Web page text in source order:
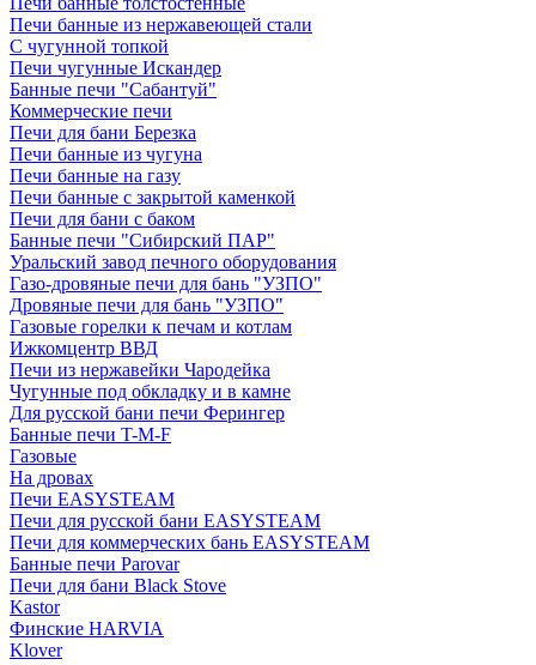
Печи банные из нержавеющей стали
С чугунной топкой
Печи чугунные Искандер
Банные печи "Сабантуй"
Коммерческие печи
Печи для бани Березка
Печи банные из чугуна
Печи банные на газу
Печи банные с закрытой каменкой
Печи для бани с баком
Банные печи "Сибирский ПАР"
Уральский завод печного оборудования
Газо-дровяные печи для бань "УЗПО"
Дровяные печи для бань "УЗПО"
Газовые горелки к печам и котлам
Ижкомцентр ВВД
Печи из нержавейки Чародейка
Чугунные под обкладку и в камне
Для русской бани печи Ферингер
Банные печи T-M-F
Газовые
На дровах
Печи EASYSTEAM
Печи для русской бани EASYSTEAM
Печи для коммерческих бань EASYSTEAM
Банные печи Parovar
Печи для бани Black Stove
Kastor
Финские HARVIA
Klover